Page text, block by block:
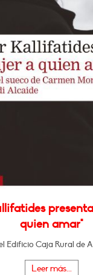
quien amar"
Edificio Caja Rural de
Leer más...